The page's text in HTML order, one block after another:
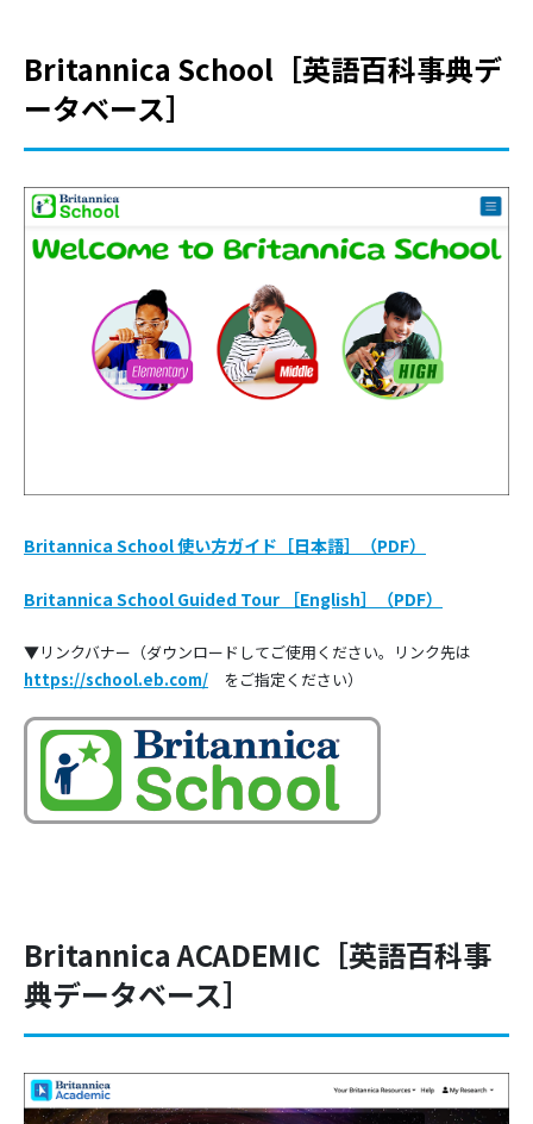
Britannica School［英語百科事典デ
ータベース］
Britannica School 使い方ガイド［日本語］（PDF）
Britannica School Guided Tour ［English］（PDF）
▼リンクバナー（ダウンロードしてご使用ください。リンク先は
https://school.eb.com/ をご指定ください）
Britannica ACADEMIC［英語百科事
典データベース］